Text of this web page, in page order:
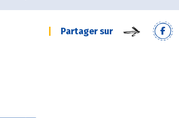
Partager sur